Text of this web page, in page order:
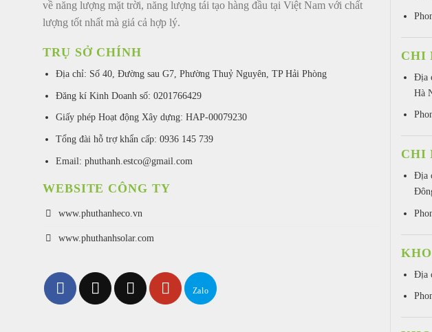
về năng lượng mặt trời, năng lượng tái tạo hàng đầu tại Việt Nam với chất
lượng tốt nhất mà giá cả hợp lý.
TRỤ SỞ CHÍNH
Địa chỉ: Số 40, Đường sau G7, Phường Thuỷ Nguyên, TP Hải Phòng
Đăng kí Kinh Doanh số: 0201766429
Giấy phép Hoạt động Xây dựng: HAP-00079230
Tổng đài hỗ trợ khẩn cấp: 0936 145 739
Email: phuthanh.estco@gmail.com
WEBSITE CÔNG TY
www.phuthanheco.vn
www.phuthanhsolar.com
CHI
Địa
Hà
CHI
Địa
Địa